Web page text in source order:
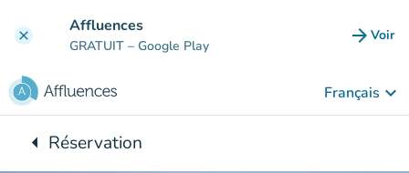
clear Affluences
GRATUIT – Google Play arrow_forward Voir
Français keyboard_arrow_down
arrow_leftRetour à :
Réservation